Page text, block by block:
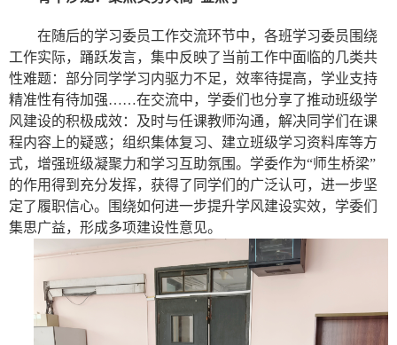
在随后的学习委员工作交流环节中，各班学习委员围绕
工作实际，踊跃发言，集中反映了当前工作中面临的几类共
性难题：部分同学学习内驱力不足，效率待提高，学业支持
精准性有待加强……在交流中，学委们也分享了推动班级学
风建设的积极成效：及时与任课教师沟通，解决同学们在课
程内容上的疑惑；组织集体复习、建立班级学习资料库等方
式，增强班级凝聚力和学习互助氛围。学委作为“师生桥梁”
的作用得到充分发挥，获得了同学们的广泛认可，进一步坚
定了履职信心。围绕如何进一步提升学风建设实效，学委们
集思广益，形成多项建设性意见。